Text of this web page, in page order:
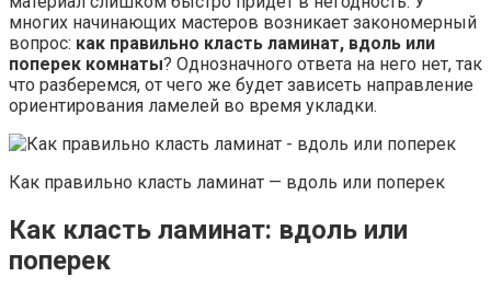
многих начинающих мастеров возникает закономерный
вопрос: как правильно класть ламинат, вдоль или
поперек комнаты? Однозначного ответа на него нет, так
что разберемся, от чего же будет зависеть направление
ориентирования ламелей во время укладки.
Как правильно класть ламинат — вдоль или поперек
Как класть ламинат: вдоль или
поперек